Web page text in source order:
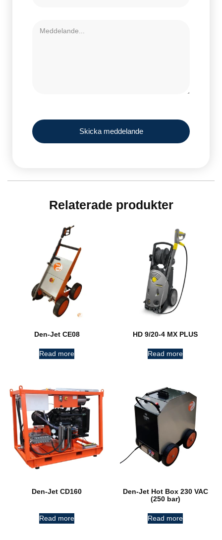
Skicka meddelande
Relaterade produkter
Den-Jet CE08
Read more
HD 9/20-4 MX PLUS
Read more
Den-Jet CD160
Read more
Den-Jet Hot Box 230 VAC
(250 bar)
Read more